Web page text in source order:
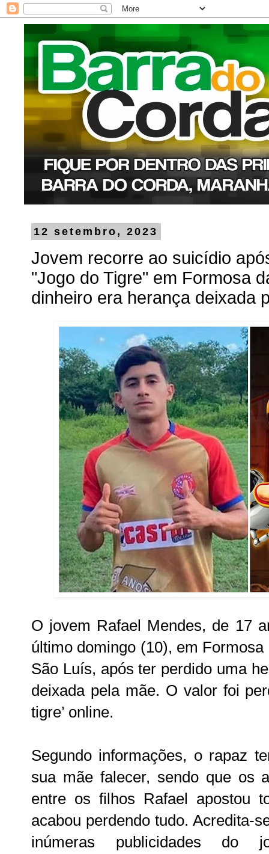
12 setembro, 2023
Jovem recorre ao suicídio
"Jogo do Tigre" em Formosa
dinheiro era herança deixada
O jovem Rafael Mendes, de 17
último domingo (10), em
São Luís, após ter perdido uma
deixada pela mãe. O valor foi
tigre’ online.
Segundo informações, o rapaz
sua mãe falecer, sendo que os
entre os filhos Rafael apostou
acabou perdendo tudo. Acredita-
inúmeras publicidades do